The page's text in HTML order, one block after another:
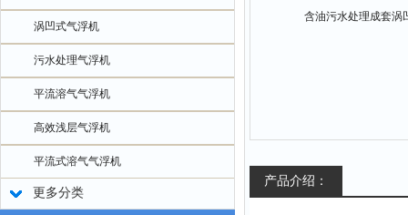
涡凹式气浮机
污水处理气浮机
平流溶气气浮机
高效浅层气浮机
平流式溶气气浮机
更多分类
产品介绍：